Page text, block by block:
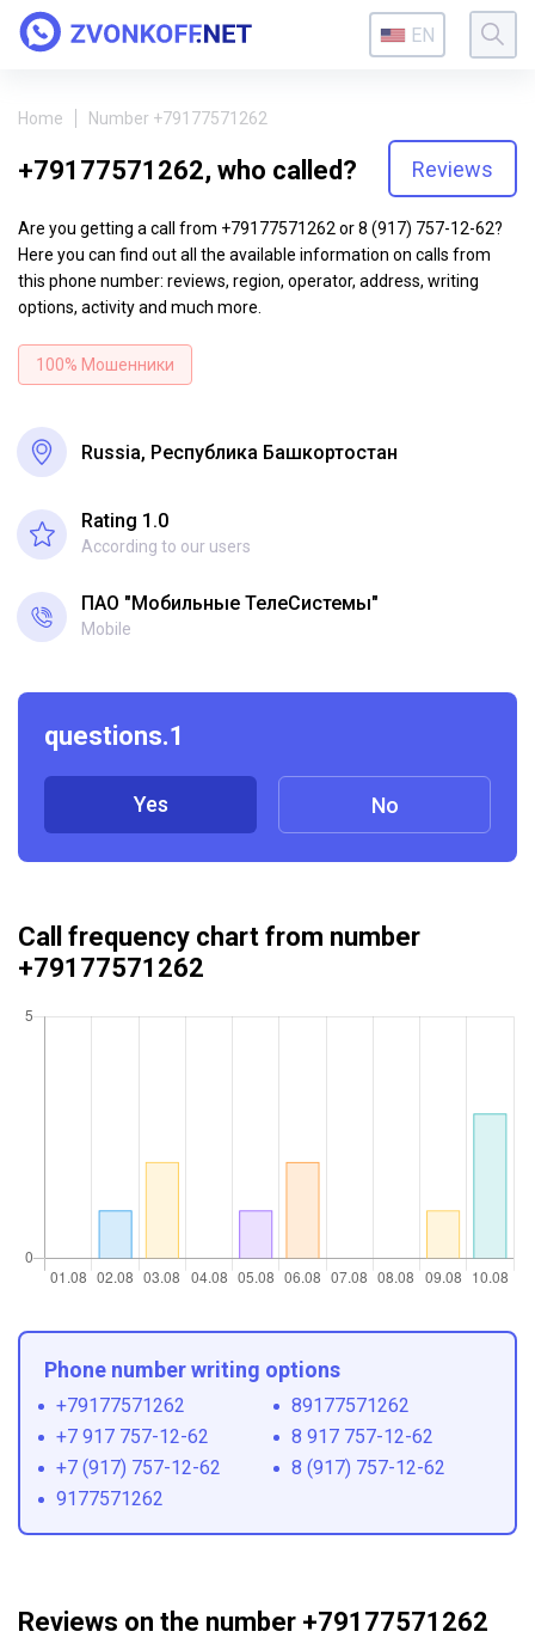
EN
Home Number +79177571262
+79177571262, who called? Reviews
Are you getting a call from +79177571262 or 8 (917) 757-12-62?
Here you can find out all the available information on calls from
this phone number: reviews, region, operator, address, writing
options, activity and much more.
100% Мошенники
Russia, Республика Башкортостан
Rating 1.0
According to our users
ПАО "Мобильные ТелеСистемы"
Mobile
questions.1
Yes No
Call frequency chart from number
+79177571262
Phone number writing options
+79177571262
89177571262
+7 917 757-12-62
8 917 757-12-62
+7 (917) 757-12-62
8 (917) 757-12-62
9177571262
Reviews on the number +79177571262